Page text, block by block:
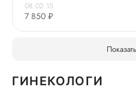
08.02.15
7 850 ₽
ГИНЕКОЛОГИ